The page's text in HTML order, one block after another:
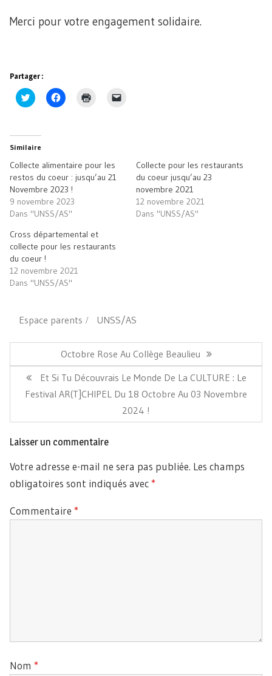
Merci pour votre engagement solidaire.
Partager :
Cliquez
pour
dans
une
nouvelle
Cliquez
pour
Cliquer
ami(ouvre
dans
nouvelle
fenêtre)
Similaire
Collecte alimentaire pour les
restos du coeur : jusqu’au 21
Novembre 2023 !
9 novembre 2023
Dans "UNSS/AS"
Collecte pour les restaurants
du coeur jusqu’au 23
novembre 2021
12 novembre 2021
Dans "UNSS/AS"
Cross départemental et
collecte pour les restaurants
du coeur !
12 novembre 2021
Dans "UNSS/AS"
Espace parents UNSS/AS
l’article
Article
Précédent:
Octobre Rose Au Collège Beaulieu
Article
Suivant:
Et Si Tu Découvrais Le Monde De La CULTURE : Le
Festival AR(T]CHIPEL Du 18 Octobre Au 03 Novembre
2024 !
Laisser un commentaire
Votre adresse e-mail ne sera pas publiée. Les champs
obligatoires sont indiqués avec*
Commentaire *
Nom *